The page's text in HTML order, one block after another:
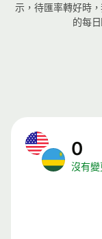
示，待匯率轉好時
的每
0
沒有變